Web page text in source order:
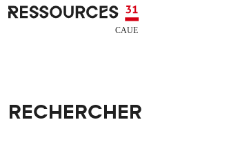
Aller au contenu principal
CAUE RESSOURCES 31
RECHERCHER